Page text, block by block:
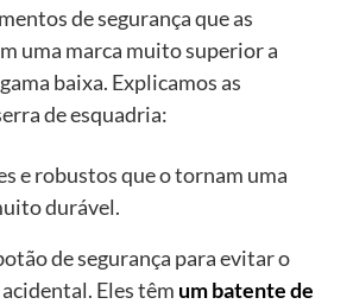
de segurança que as
uma marca muito superior a
baixa. Explicamos as
de esquadria:
e robustos que o tornam uma
durável.
de segurança para evitar o
Eles têm um batente de